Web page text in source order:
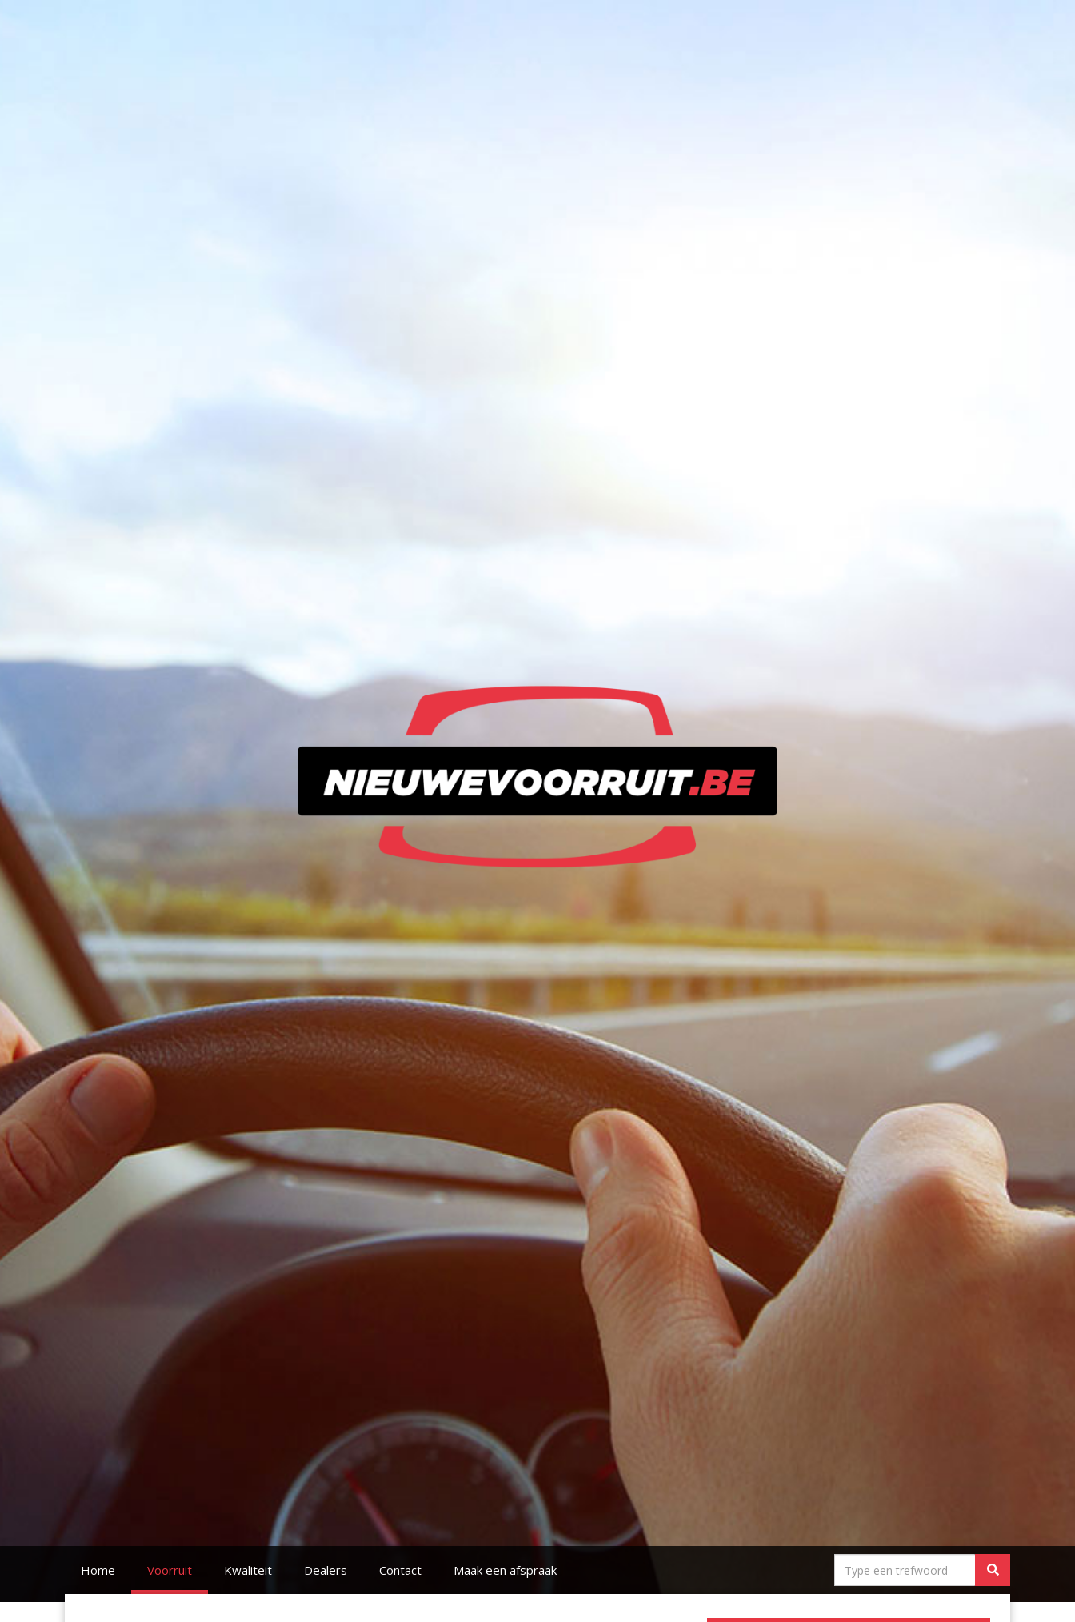
Home Voorruit Kwaliteit Dealers Contact Maak een afspraak